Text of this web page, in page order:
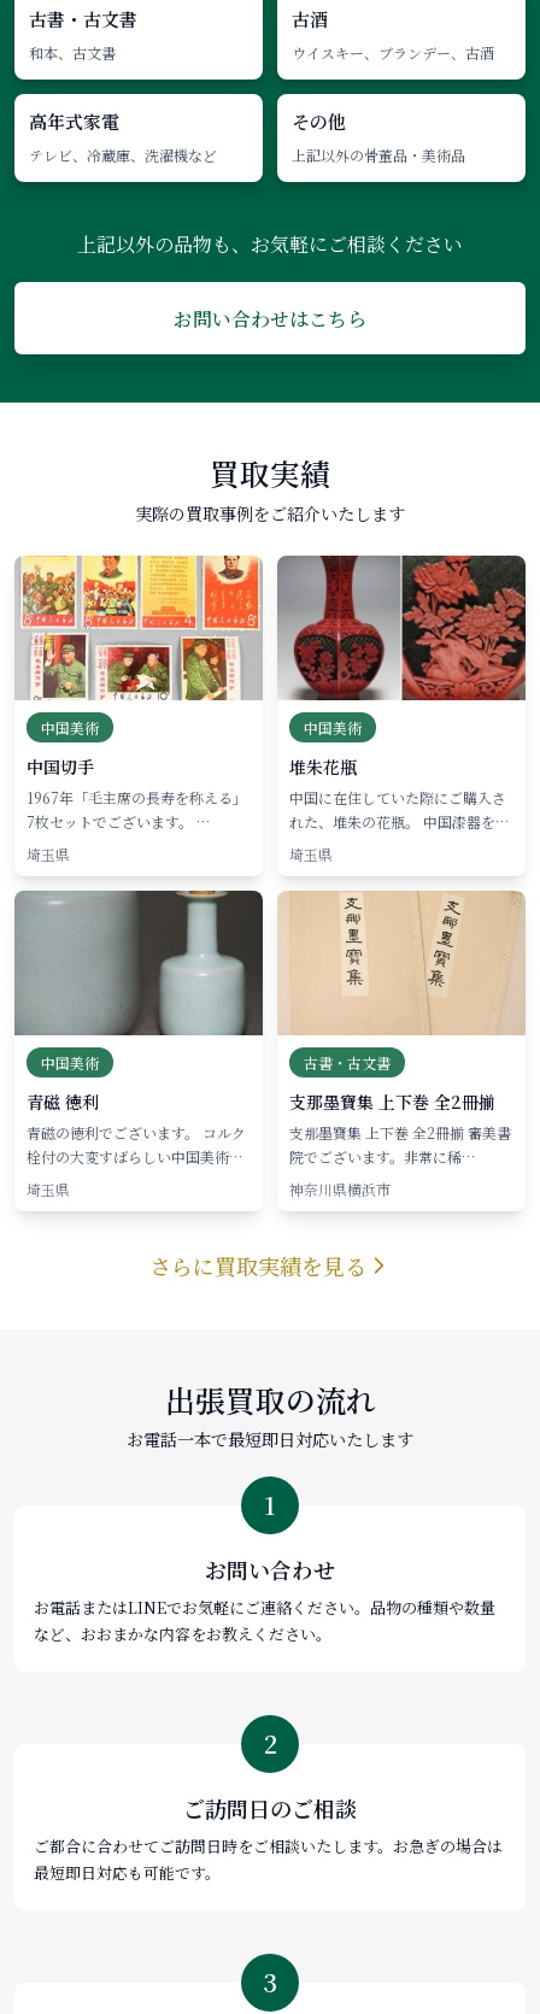
古書・古文書
和本、古文書
古酒
ウイスキー、ブランデー、古酒
高年式家電
テレビ、冷蔵庫、洗濯機など
その他
上記以外の骨董品・美術品
上記以外の品物も、お気軽にご相談ください
お問い合わせはこちら
買取実績
実際の買取事例をご紹介いたします
中国美術
中国切手
1967年「毛主席の長寿を称える」
7枚セットでございます。 …
埼玉県
中国美術
堆朱花瓶
中国に在住していた際にご購入さ
れた、堆朱の花瓶。 中国漆器を…
埼玉県
中国美術
青磁 徳利
青磁の徳利でございます。 コルク
栓付の大変すばらしい中国美術…
埼玉県
古書・古文書
支那墨寶集 上下巻 全2冊揃
支那墨寶集 上下巻 全2冊揃 審美書
院でございます。非常に稀…
神奈川県横浜市
さらに買取実績を見る
出張買取の流れ
お電話一本で最短即日対応いたします
1
お問い合わせ
お電話またはLINEでお気軽にご連絡ください。品物の種類や数量
など、おおまかな内容をお教えください。
2
ご訪問日のご相談
ご都合に合わせてご訪問日時をご相談いたします。お急ぎの場合は
最短即日対応も可能です。
3